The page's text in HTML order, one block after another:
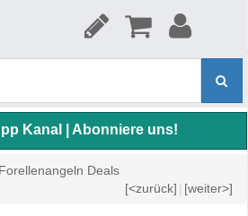
Kanal | Abonniere uns!
Forellenangeln Deals
[<zurück] | [weiter>]